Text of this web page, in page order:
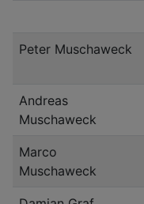
Peter Muschaweck
Andreas
Muschaweck
Marco
Muschaweck